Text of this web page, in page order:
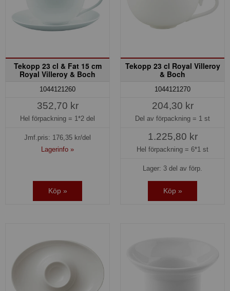
Tekopp 23 cl & Fat 15 cm
Royal Villeroy & Boch
1044121260
352,70 kr
Hel förpackning = 1*2 del
Jmf.pris: 176,35 kr/del
Lagerinfo »
Köp »
Tekopp 23 cl Royal Villeroy
& Boch
1044121270
204,30 kr
Del av förpackning = 1 st
1.225,80 kr
Hel förpackning = 6*1 st
Lager: 3 del av förp.
Köp »